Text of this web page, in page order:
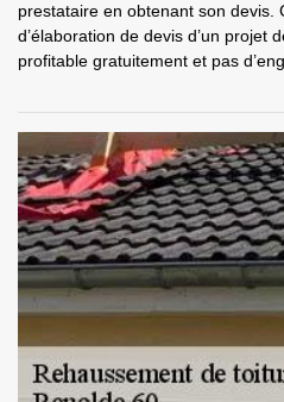
prestataire en obtenant son devis.
d’élaboration de devis d’un projet
profitable gratuitement et pas